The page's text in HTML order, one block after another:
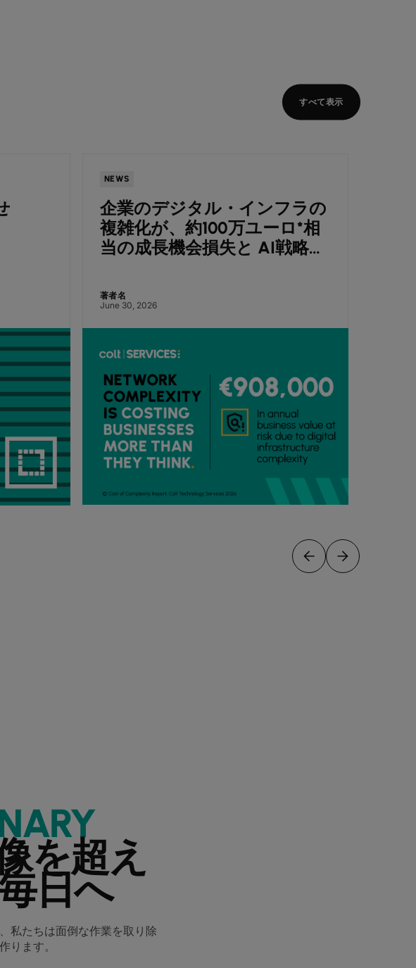
すべて表示
NEWS
企業のデジタル・インフラの
複雑化が、約100万ユーロ*相
当の成長機会損失と AI戦略停
著者名
June 30, 2026
を超え
日へ
私たちは面倒な作業を取り除
ります。